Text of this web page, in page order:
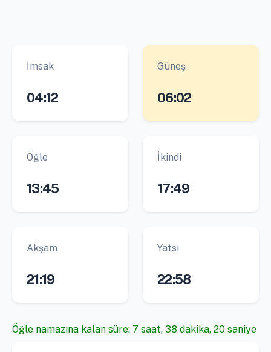
İmsak
04:12
Güneş
06:02
Öğle
13:45
İkindi
17:49
Akşam
21:19
Yatsı
22:58
Öğle namazına kalan süre: 7 saat, 38 dakika, 20 saniye